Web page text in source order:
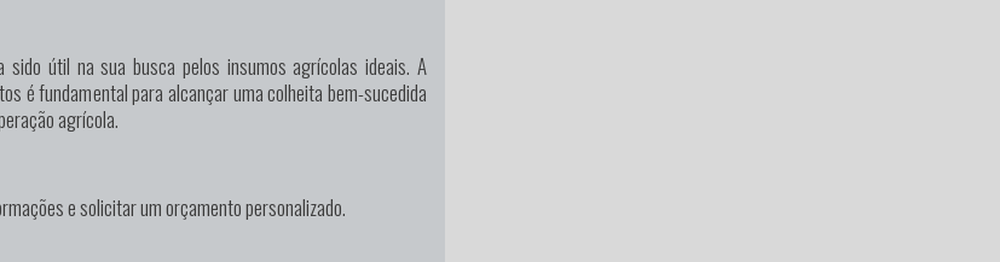
sido útil na sua busca pelos insumos agrícolas ideais. A
é fundamental para alcançar uma colheita bem-sucedida
agrícola.
e solicitar um orçamento personalizado.